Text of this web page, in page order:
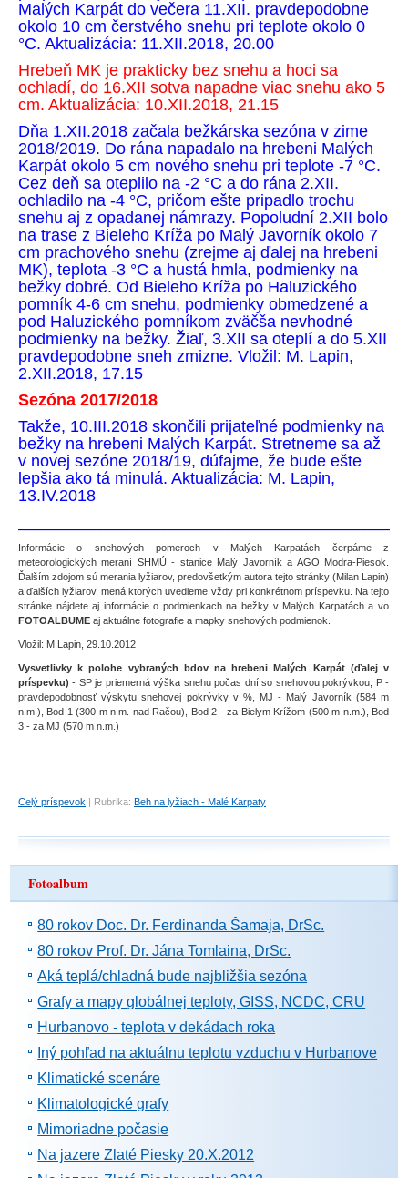
Malých Karpát do večera 11.XII. pravdepodobne
okolo 10 cm čerstvého snehu pri teplote okolo 0
°C. Aktualizácia: 11.XII.2018, 20.00
Hrebeň MK je prakticky bez snehu a hoci sa
ochladí, do 16.XII sotva napadne viac snehu ako 5
cm. Aktualizácia: 10.XII.2018, 21.15
Dňa 1.XII.2018 začala bežkárska sezóna v zime
2018/2019. Do rána napadalo na hrebeni Malých
Karpát okolo 5 cm nového snehu pri teplote -7 °C.
Cez deň sa oteplilo na -2 °C a do rána 2.XII.
ochladilo na -4 °C, pričom ešte pripadlo trochu
snehu aj z opadanej námrazy. Popoludní 2.XII bolo
na trase z Bieleho Kríža po Malý Javorník okolo 7
cm prachového snehu (zrejme aj ďalej na hrebeni
MK), teplota -3 °C a hustá hmla, podmienky na
bežky dobré. Od Bieleho Kríža po Haluzického
pomník 4-6 cm snehu, podmienky obmedzené a
pod Haluzického pomníkom zväčša nevhodné
podmienky na bežky. Žiaľ, 3.XII sa oteplí a do 5.XII
pravdepodobne sneh zmizne. Vložil: M. Lapin,
2.XII.2018, 17.15
Sezóna 2017/2018
Takže, 10.III.2018 skončili prijateľné podmienky na
bežky na hrebeni Malých Karpát. Stretneme sa až
v novej sezóne 2018/19, dúfajme, že bude ešte
lepšia ako tá minulá. Aktualizácia: M. Lapin,
13.IV.2018
Informácie o snehových pomeroch v Malých Karpatách čerpáme z
meteorologických meraní SHMÚ - stanice Malý Javorník a AGO Modra-Piesok.
Ďalším zdojom sú merania lyžiarov, predovšetkým autora tejto stránky (Milan Lapin)
a ďalších lyžiarov, mená ktorých uvedieme vždy pri konkrétnom príspevku. Na tejto
stránke nájdete aj informácie o podmienkach na bežky v Malých Karpatách a vo
FOTOALBUME aj aktuálne fotografie a mapky snehových podmienok.
Vložil: M.Lapin, 29.10.2012
Vysvetlivky k polohe vybraných bdov na hrebeni Malých Karpát (ďalej v
príspevku)- SP je priemerná výška snehu počas dní so snehovou pokrývkou, P -
pravdepodobnosť výskytu snehovej pokrývky v %, MJ - Malý Javorník (584 m
n.m.), Bod 1 (300 m n.m. nad Račou), Bod 2 - za Bielym Krížom (500 m n.m.), Bod
3 - za MJ (570 m n.m.)
Celý príspevok | Rubrika: Beh na lyžiach - Malé Karpaty
Fotoalbum
80 rokov Doc. Dr. Ferdinanda Šamaja, DrSc.
80 rokov Prof. Dr. Jána Tomlaina, DrSc.
Aká teplá/chladná bude najbližšia sezóna
Grafy a mapy globálnej teploty, GISS, NCDC, CRU
Hurbanovo - teplota v dekádach roka
Iný pohľad na aktuálnu teplotu vzduchu v Hurbanove
Klimatické scenáre
Klimatologické grafy
Mimoriadne počasie
Na jazere Zlaté Piesky 20.X.2012